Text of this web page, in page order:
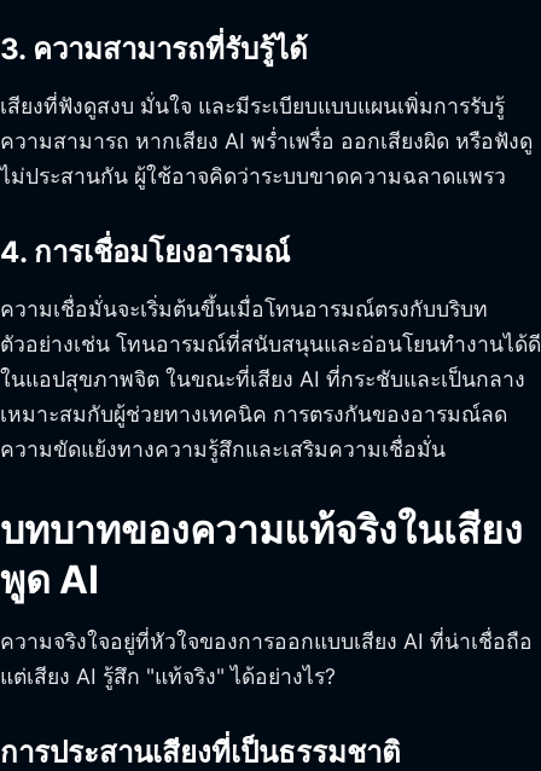
3. ความสามารถที่รับรู้ได้
เสียงที่ฟังดูสงบ มั่นใจ และมีระเบียบแบบแผนเพิ่มการรับรู้
ความสามารถ หากเสียง AI พร่ำเพรื่อ ออกเสียงผิด หรือฟังดู
ไม่ประสานกัน ผู้ใช้อาจคิดว่าระบบขาดความฉลาดแพรว
4. การเชื่อมโยงอารมณ์
ความเชื่อมั่นจะเริ่มต้นขึ้นเมื่อโทนอารมณ์ตรงกับบริบท
ตัวอย่างเช่น โทนอารมณ์ที่สนับสนุนและอ่อนโยนทำงานได้ดี
ในแอปสุขภาพจิต ในขณะที่เสียง AI ที่กระชับและเป็นกลาง
เหมาะสมกับผู้ช่วยทางเทคนิค การตรงกันของอารมณ์ลด
ความขัดแย้งทางความรู้สึกและเสริมความเชื่อมั่น
บทบาทของความแท้จริงในเสียง
พูด AI
ความจริงใจอยู่ที่หัวใจของการออกแบบเสียง AI ที่น่าเชื่อถือ
แต่เสียง AI รู้สึก "แท้จริง" ได้อย่างไร?
การประสานเสียงที่เป็นธรรมชาติ